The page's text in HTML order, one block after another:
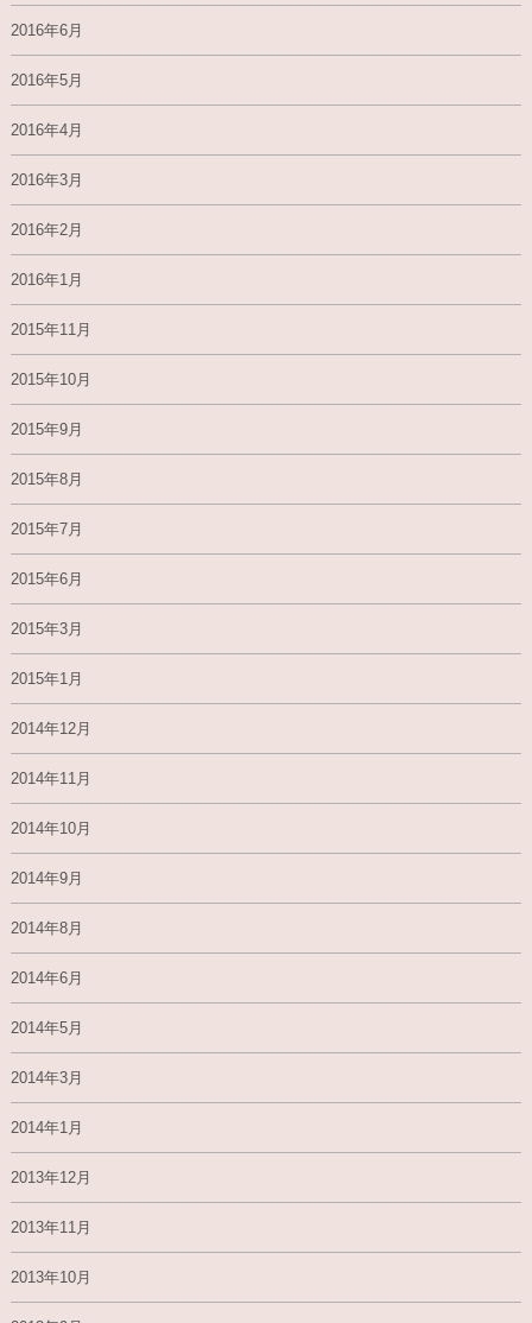
2016年6月
2016年5月
2016年4月
2016年3月
2016年2月
2016年1月
2015年11月
2015年10月
2015年9月
2015年8月
2015年7月
2015年6月
2015年3月
2015年1月
2014年12月
2014年11月
2014年10月
2014年9月
2014年8月
2014年6月
2014年5月
2014年3月
2014年1月
2013年12月
2013年11月
2013年10月